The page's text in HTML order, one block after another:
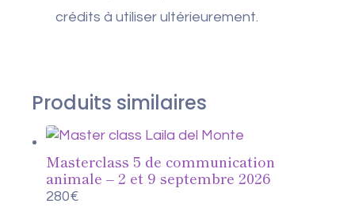
crédits à utiliser ultérieurement.
Produits similaires
Masterclass 5 de communication
animale – 2 et 9 septembre 2026
280€